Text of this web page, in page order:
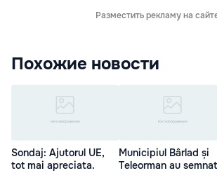
Разместить рекламу на
Похожие новости
Sondaj: Ajutorul UE,
tot mai apreciata.
Municipiul Bârlad și
Teleorman au semnat